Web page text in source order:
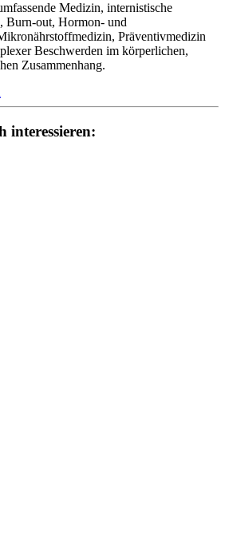
Medizin, internistische
Burn-out, Hormon- und
Präventivmedizin
Beschwerden im körperlichen,
Zusammenhang.
interessieren: